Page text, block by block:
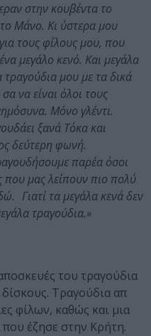
στην κουβέντα το
Μάνο. Κι ύστερα μου
τους φίλους μου, που
μεγάλο κενό. Και μεγάλα
μου με τα δικά
να είναι όλοι τους
Μόνο γλέντι.
ξανά Τόκα και
δεύτερη φωνή.
παρέα όσοι
που μας λείπουν πιο πολύ
Γιατί τα μεγάλα κενά δεν
τραγούδια.»
του τραγούδια
Tραγούδια απ
φίλων, καθώς και μια
έζησε στην Κρήτη.